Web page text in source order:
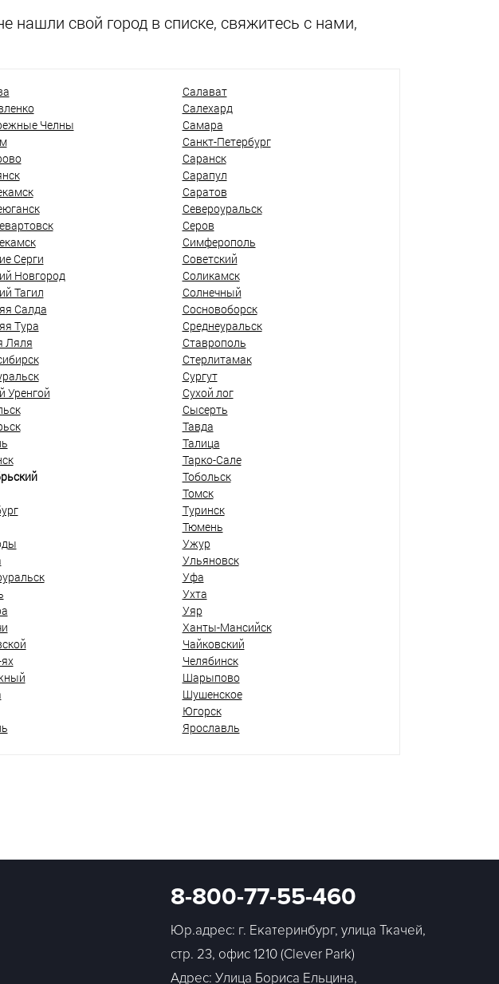
свой город в списке, свяжитесь с нами,
Челны
Серги
Новгород
Тагил
Салда
Тура
Ляля
Уренгой
Салават
Салехард
Самара
Санкт-Петербург
Саранск
Сарапул
Саратов
Североуральск
Серов
Симферополь
Советский
Соликамск
Солнечный
Сосновоборск
Среднеуральск
Ставрополь
Стерлитамак
Сургут
Сухой лог
Сысерть
Тавда
Талица
Тарко-Сале
Тобольск
Томск
Туринск
Тюмень
Ужур
Ульяновск
Уфа
Ухта
Уяр
Ханты-Мансийск
Чайковский
Челябинск
Шарыпово
Шушенское
Югорск
Ярославль
8-800-77-55-460
Юр.адрес: г. Екатеринбург, улица Ткачей,
стр. 23, офис 1210 (Clever Park)
Адрес: Улица Бориса Ельцина,